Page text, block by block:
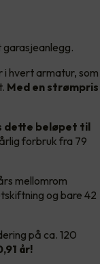
i hvert armatur, som
Med en strømpris
dette beløpet til
forbruk fra 79
mellomrom
og bare 42
på ca. 120
år!